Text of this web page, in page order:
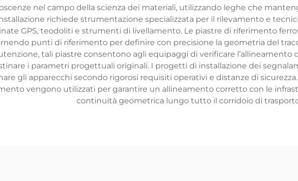
nel campo della scienza dei materiali, utilizzando leghe che
richiede strumentazione specializzata per il rilevamento e
GPS, teodoliti e strumenti di livellamento. Le piastre di riferimento
punti di riferimento per definire con precisione la geometria del
tali piastre consentono agli equipaggi di verificare l’allineamento
i parametri progettuali originali. I progetti di installazione dei
gli apparecchi secondo rigorosi requisiti operativi e distanze di
vengono utilizzati per garantire un allineamento corretto con le
continuità geometrica lungo tutto il corridoio di